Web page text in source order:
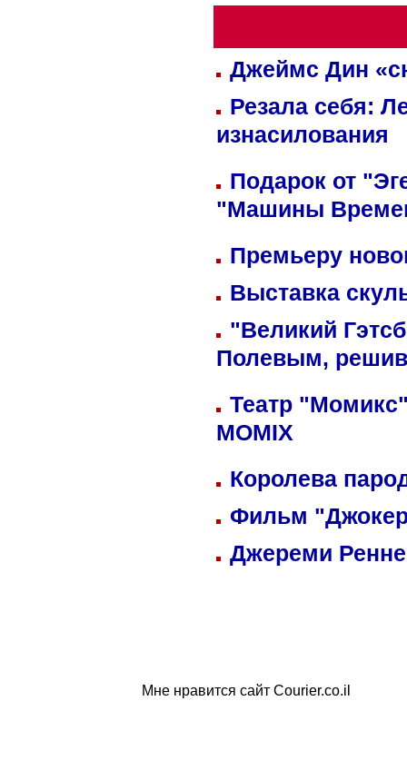
Джеймс Дин
Резала себя:
изнасилования
Подарок от
"Машины
Премьеру
Выставка
"Великий
Полевым,
Театр
MOMIX
Королева
Фильм
Джереми
Мне нравится сайт Courier.co.il